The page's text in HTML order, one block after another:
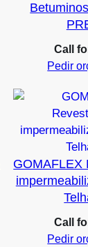
Call
Pedir
GOMAFLEX
Call
Pedir